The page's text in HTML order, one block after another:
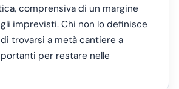
comprensiva di un margine
imprevisti. Chi non lo definisce
trovarsi a metà cantiere a
per restare nelle